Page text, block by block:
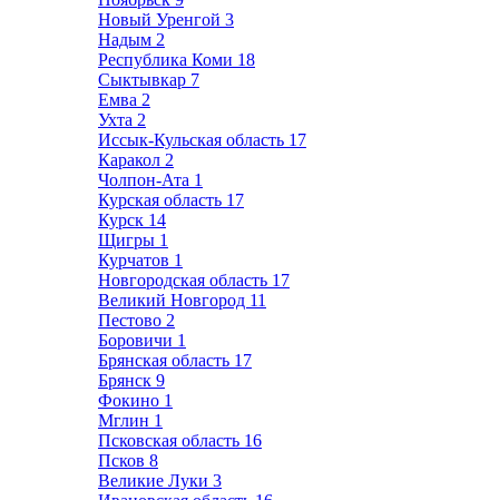
Новый Уренгой 3
Надым 2
Республика Коми 18
Сыктывкар 7
Емва 2
Ухта 2
Иссык-Кульская область 17
Каракол 2
Чолпон-Ата 1
Курская область 17
Курск 14
Щигры 1
Курчатов 1
Новгородская область 17
Великий Новгород 11
Пестово 2
Боровичи 1
Брянская область 17
Брянск 9
Фокино 1
Мглин 1
Псковская область 16
Псков 8
Великие Луки 3